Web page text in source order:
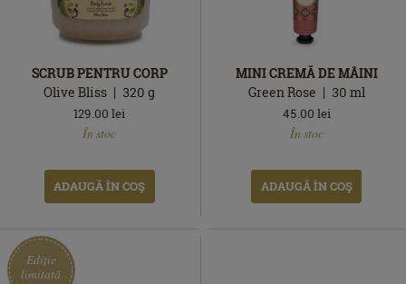
SCRUB PENTRU CORP
Olive Bliss
320g
129.00 lei
În stoc
ADAUGĂ ÎN COŞ
MINI CREMĂ DE MÂINI
Green Rose
30 ml
45.00 lei
În stoc
ADAUGĂ ÎN COŞ
Ediție
limitată